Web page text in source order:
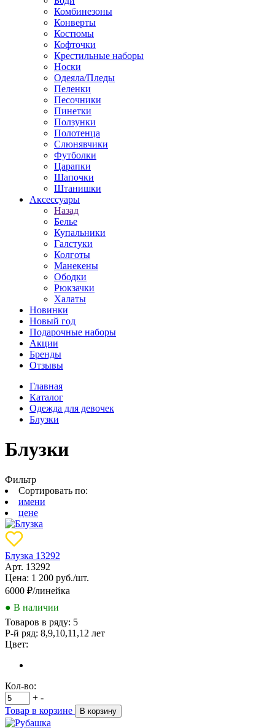
Комбинезоны
Конверты
Костюмы
Кофточки
Крестильные наборы
Носки
Одеяла/Пледы
Пеленки
Песочники
Пинетки
Ползунки
Полотенца
Слюнявчики
Футболки
Царапки
Шапочки
Штанишки
Аксессуары
Назад
Белье
Купальники
Галстуки
Колготы
Манекены
Ободки
Рюкзачки
Халаты
Новинки
Новый год
Подарочные наборы
Акции
Бренды
Отзывы
Главная
Каталог
Одежда для девочек
Блузки
Блузки
Фильтр
Сортировать по:
имени
цене
Блузка 13292
Арт. 13292
Цена: 1 200 руб./шт.
6000 ₽/линейка
● В наличии
Товаров в ряду: 5
Р-й ряд: 8,9,10,11,12 лет
Цвет:
Кол-во:
+ -
Товар в корзине
В корзину